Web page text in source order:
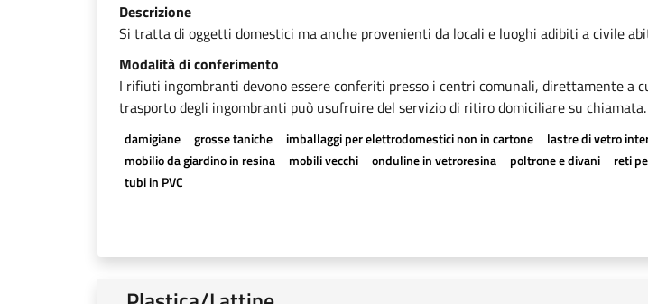
Descrizione
Si tratta di oggetti domestici ma anche provenienti da locali e luoghi adibiti a civile
Modalità di conferimento
I rifiuti ingombranti devono essere conferiti presso i centri comunali, direttamente a
trasporto degli ingombranti può usufruire del servizio di ritiro domiciliare su chiamata.
damigiane grosse taniche imballaggi per elettrodomestici non in cartone lastre di vetro
mobilio da giardino in resina
mobili vecchi onduline in vetroresina poltrone e divani reti
tubi in PVC